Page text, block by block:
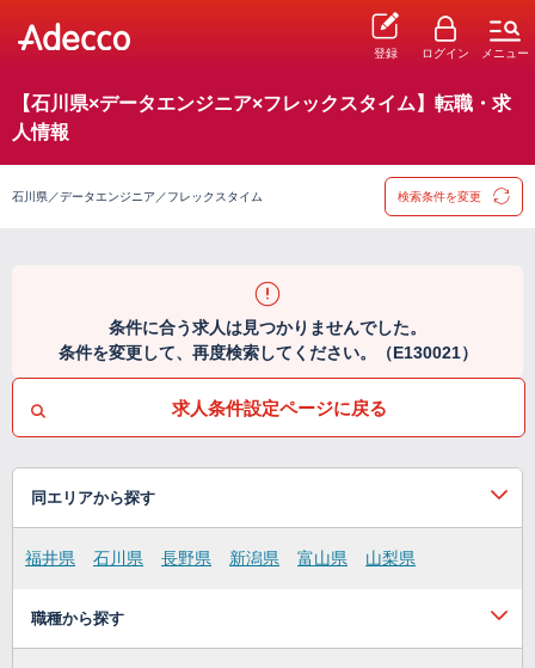
登録 ログイン メニュー
【石川県×データエンジニア×フレックスタイム】転職・求
人情報
石川県／データエンジニア／フレックスタイム 検索条件を変更
条件に合う求人は見つかりませんでした。
条件を変更して、再度検索してください。（E130021）
求人条件設定ページに戻る
同エリアから探す
福井県 石川県 長野県 新潟県 富山県 山梨県
職種から探す